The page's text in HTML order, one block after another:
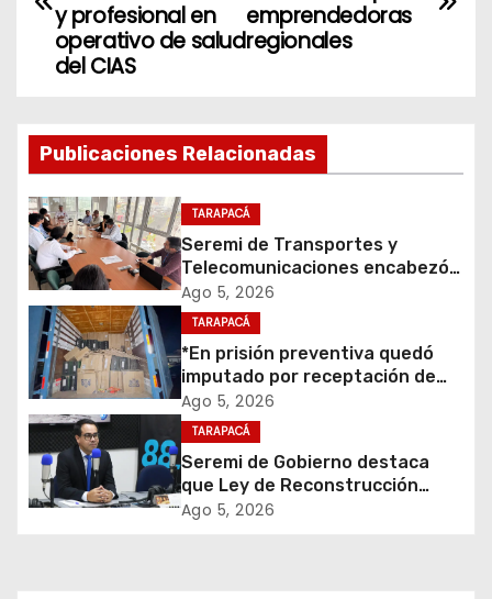
g
a
c
i
ó
n
d
e
e
emprendedoras
regionales
y profesional en
operativo de salud
del CIAS
Publicaciones Relacionadas
TARAPACÁ
Seremi de Transportes y
Telecomunicaciones encabezó
primera mesa de coordinación
para el retiro de cables en
desuso en Iquique
Ago 5, 2026
TARAPACÁ
*En prisión preventiva quedó
imputado por receptación de
cigarrillos avaluados en $1.600
millones*
Ago 5, 2026
TARAPACÁ
Seremi de Gobierno destaca
que Ley de Reconstrucción
Nacional impulsará la inversión
Ago 5, 2026